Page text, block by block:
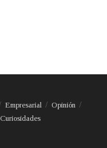
Empresarial
Opinión
Curiosidades